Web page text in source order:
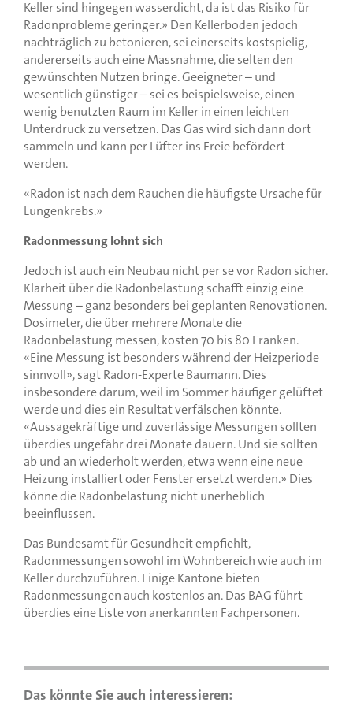
Keller sind hingegen wasserdicht, da ist das Risiko für
Radonprobleme geringer.» Den Kellerboden jedoch
nachträglich zu betonieren, sei einerseits kostspielig,
andererseits auch eine Massnahme, die selten den
gewünschten Nutzen bringe. Geeigneter – und
wesentlich günstiger – sei es beispielsweise, einen
wenig benutzten Raum im Keller in einen leichten
Unterdruck zu versetzen. Das Gas wird sich dann dort
sammeln und kann per Lüfter ins Freie befördert
werden.
«Radon ist nach dem Rauchen die häufigste Ursache für
Lungenkrebs.»
Radonmessung lohnt sich
Jedoch ist auch ein Neubau nicht per se vor Radon sicher.
Klarheit über die Radonbelastung schafft einzig eine
Messung – ganz besonders bei geplanten Renovationen.
Dosimeter, die über mehrere Monate die
Radonbelastung messen, kosten 70 bis 80 Franken.
«Eine Messung ist besonders während der Heizperiode
sinnvoll», sagt Radon-Experte Baumann. Dies
insbesondere darum, weil im Sommer häufiger gelüftet
werde und dies ein Resultat verfälschen könnte.
«Aussagekräftige und zuverlässige Messungen sollten
überdies ungefähr drei Monate dauern. Und sie sollten
ab und an wiederholt werden, etwa wenn eine neue
Heizung installiert oder Fenster ersetzt werden.» Dies
könne die Radonbelastung nicht unerheblich
beeinflussen.
Das Bundesamt für Gesundheit empfiehlt,
Radonmessungen sowohl im Wohnbereich wie auch im
Keller durchzuführen. Einige Kantone bieten
Radonmessungen auch kostenlos an. Das BAG führt
überdies eine Liste von anerkannten Fachpersonen.